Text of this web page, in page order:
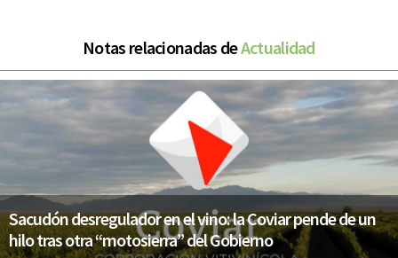
Notas relacionadas deActualidad
Sacudón desregulador en el vino: la Coviar pende de un
hilo tras otra “motosierra” del Gobierno